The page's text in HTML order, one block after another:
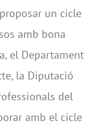
un cicle
amb bona
el Departament
la Diputació
del
amb el cicle